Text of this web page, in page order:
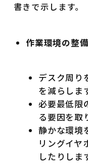
書きで示します。
作業環境の整
デスク周り
を減らしま
必要最低限
る要因を取
静かな環境
リングイヤ
したりしま